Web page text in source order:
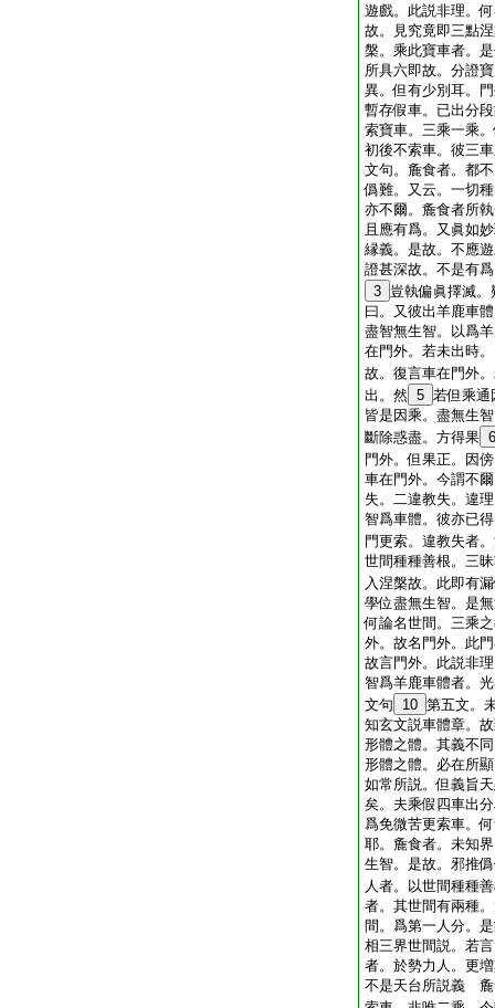
遊戲。此説非理。
故。見究竟即三點
槃。乘此寶車者。
所具六即故。分證
異。但有少別耳。
暫存假車。已出分
索寶車。三乘一乘
初後不索車。彼三
文句。麁食者。都
僞難。又云。一切
亦不爾。麁食者所
且應有爲。又眞如
縁義。是故。不應
證甚深故。不是有
3 豈執偏眞擇滅
曰。又彼出羊鹿車
盡智無生智。以爲
在門外。若未出時
故。復言車在門外
出。然 5 若但乘通
皆是因乘。盡無生
斷除惑盡。方得果 6
門外。但果正。因
車在門外。今謂不
失。二違教失。違
智爲車體。彼亦已
門更索。違教失者
世間種種善根。三
入涅槃故。此即有
學位盡無生智。是
何論名世間。三乘
外。故名門外。此
故言門外。此説非
智爲羊鹿車體者。
文句
10 第五文。
知玄文説車體章。
形體之體。其義不
形體之體。必在所
如常所説。但義旨
矣。夫乘假四車出
爲免微苦更索車。
耶。麁食者。未知
生智。是故。邪推
人者。以世間種種
者。其世間有兩種
間。爲第一人分。
相三界世間説。若
者。於勢力人。更
不是天台所説義 麁